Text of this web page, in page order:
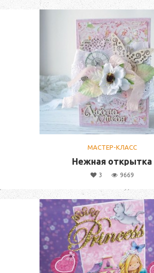
МАСТЕР-КЛАСС
Нежная открытка
3 9669